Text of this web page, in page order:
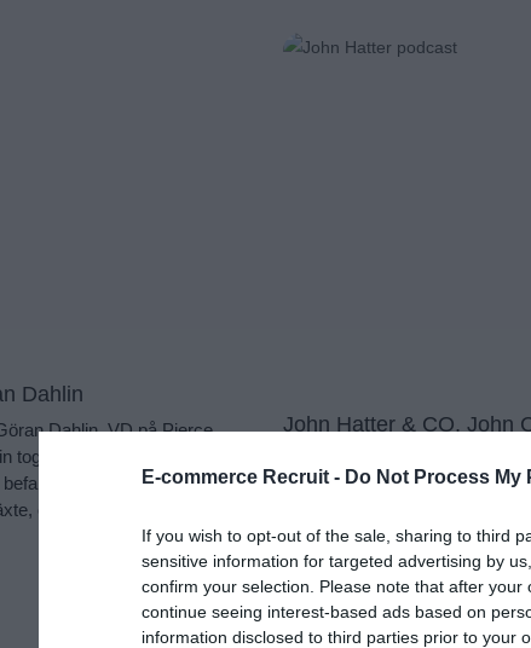
E-commerce Recruit - Do Not Process
If you wish to opt-out of the sale, sharing to third
sensitive information for targeted advertising by
confirm your selection. Please note that after
continue seeing interest-based ads based on
information disclosed to third parties prior to your
Dahlin
Dahlin, VD på Pierce
tog över som vd för Pierce
sig bolaget i en tuff
organisationen hade
John Hatter & CO, John
vi John Carlström som är VD
kaptialförvaltare till att bli
Se avsnitt »